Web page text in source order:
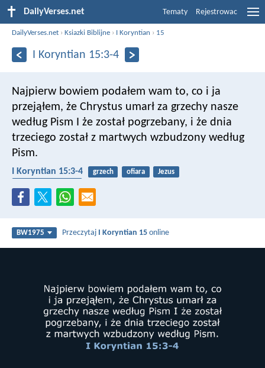
DailyVerses.net Tematy Rejestrowac
DailyVerses.net ›Ksiazki Biblijne › I Koryntian › 15
I Koryntian 15:3-4
Najpierw bowiem podałem wam to, co i ja
przejąłem, że Chrystus umarł za grzechy nasze
według Pism I że został pogrzebany, i że dnia
trzeciego został z martwych wzbudzony według
Pism.
I Koryntian 15:3-4 grzech ofiara
Jezus
BW1975 Przeczytaj I Koryntian 15 online